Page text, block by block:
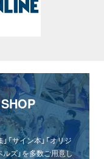
サイン本」「オリジ
ズ」を多数ご用意し